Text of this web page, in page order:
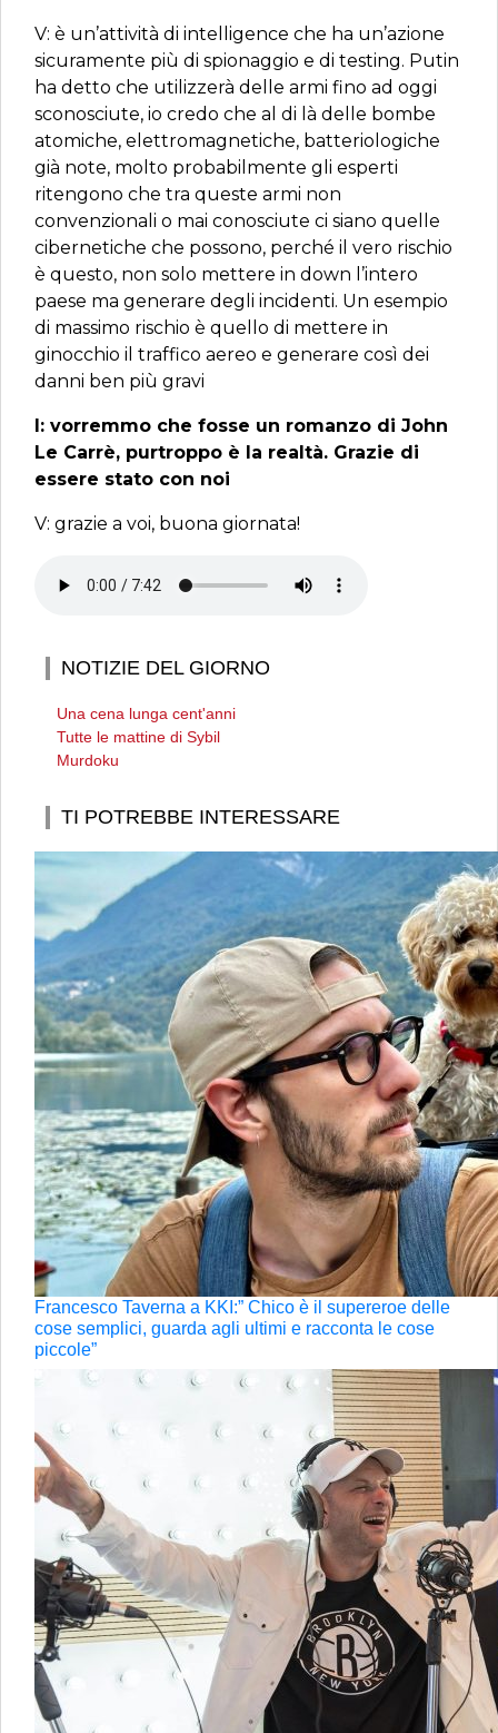
V: è un’attività di intelligence che ha un’azione
sicuramente più di spionaggio e di testing. Putin
ha detto che utilizzerà delle armi fino ad oggi
sconosciute, io credo che al di là delle bombe
atomiche, elettromagnetiche, batteriologiche
già note, molto probabilmente gli esperti
ritengono che tra queste armi non
convenzionali o mai conosciute ci siano quelle
cibernetiche che possono, perché il vero rischio
è questo, non solo mettere in down l’intero
paese ma generare degli incidenti. Un esempio
di massimo rischio è quello di mettere in
ginocchio il traffico aereo e generare così dei
danni ben più gravi
I: vorremmo che fosse un romanzo di John
Le Carrè, purtroppo è la realtà. Grazie di
essere stato con noi
V: grazie a voi, buona giornata!
NOTIZIE DEL GIORNO
Una cena lunga cent'anni
Tutte le mattine di Sybil
Murdoku
TI POTREBBE INTERESSARE
Francesco Taverna a KKI:” Chico è il supereroe delle
cose semplici, guarda agli ultimi e racconta le cose
piccole”